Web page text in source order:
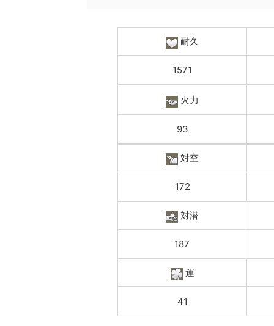
耐久
1571
火力
93
対空
172
対潜
187
運
41